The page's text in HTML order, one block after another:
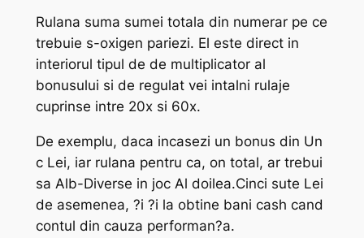
Rulana suma sumei totala din numerar pe ce
trebuie s-oxigen pariezi. El este direct in
interiorul tipul de de multiplicator al
bonusului si de regulat vei intalni rulaje
cuprinse intre 20x si 60x.
De exemplu, daca incasezi un bonus din Un
c Lei, iar rulana pentru ca, on total, ar trebui
sa Alb-Diverse in joc Al doilea.Cinci sute Lei
de asemenea, ?i ?i la obtine bani cash cand
contul din cauza performan?a.